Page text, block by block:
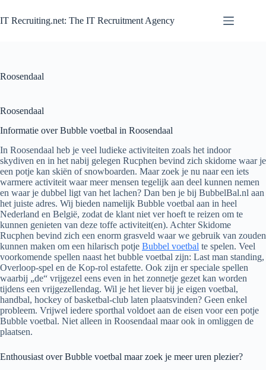
Inhalt
springen
IT Recruiting.net: The IT Recruitment Agency
Roosendaal
Roosendaal
Informatie over Bubble voetbal in Roosendaal
In Roosendaal heb je veel ludieke activiteiten zoals het indoor
skydiven en in het nabij gelegen Rucphen bevind zich skidome waar je
een potje kan skiën of snowboarden. Maar zoek je nu naar een iets
warmere activiteit waar meer mensen tegelijk aan deel kunnen nemen
en waar je dubbel ligt van het lachen? Dan ben je bij BubbelBal.nl aan
het juiste adres. Wij bieden namelijk Bubble voetbal aan in heel
Nederland en België, zodat de klant niet ver hoeft te reizen om te
kunnen genieten van deze toffe activiteit(en). Achter Skidome
Rucphen bevind zich een enorm grasveld waar we gebruik van zouden
kunnen maken om een hilarisch potje Bubbel voetbal te spelen. Veel
voorkomende spellen naast het bubble voetbal zijn: Last man standing,
Overloop-spel en de Kop-rol estafette. Ook zijn er speciale spellen
waarbij „de“ vrijgezel eens even in het zonnetje gezet kan worden
tijdens een vrijgezellendag. Wil je het liever bij je eigen voetbal,
handbal, hockey of basketbal-club laten plaatsvinden? Geen enkel
probleem. Vrijwel iedere sporthal voldoet aan de eisen voor een potje
Bubble voetbal. Niet alleen in Roosendaal maar ook in omliggen de
plaatsen.
Enthousiast over Bubble voetbal maar zoek je meer uren plezier?